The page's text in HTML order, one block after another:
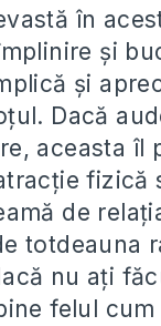
în
și
și
Dacă
aceasta îl
fizică
de
totdeauna
nu ați
felul